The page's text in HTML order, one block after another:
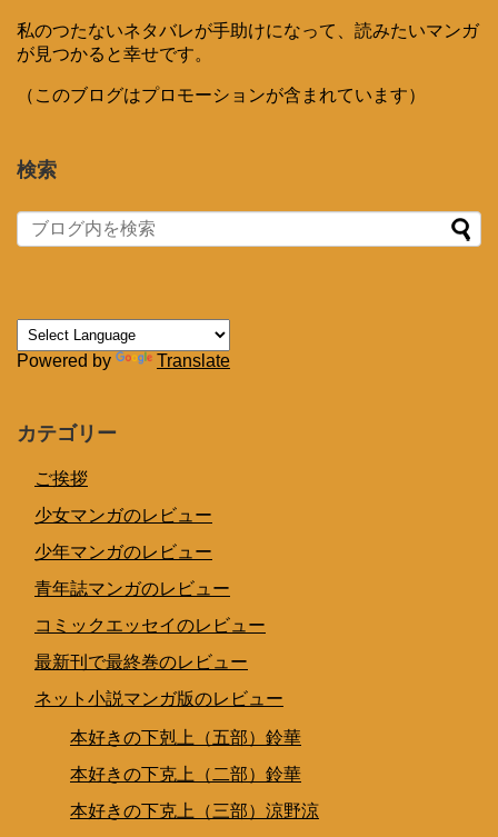
私のつたないネタバレが手助けになって、読みたいマンガ
が見つかると幸せです。
（このブログはプロモーションが含まれています）
検索
Powered by Translate
カテゴリー
ご挨拶
少女マンガのレビュー
少年マンガのレビュー
青年誌マンガのレビュー
コミックエッセイのレビュー
最新刊で最終巻のレビュー
ネット小説マンガ版のレビュー
本好きの下剋上（五部）鈴華
本好きの下克上（二部）鈴華
本好きの下克上（三部）涼野涼